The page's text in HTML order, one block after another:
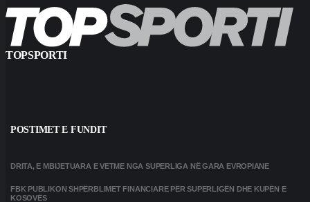
TOPSPORTI
POSTIMET E FUNDIT
DRITA, E MBIJETUARA E VETME NGA SUPERLIGA NË GARA EVROPIANE
FBK PUBLIKON SHPËRBLIMET FINANCIARE PËR SUPERLIGËN DHE KUPËN E
KOSOVËS